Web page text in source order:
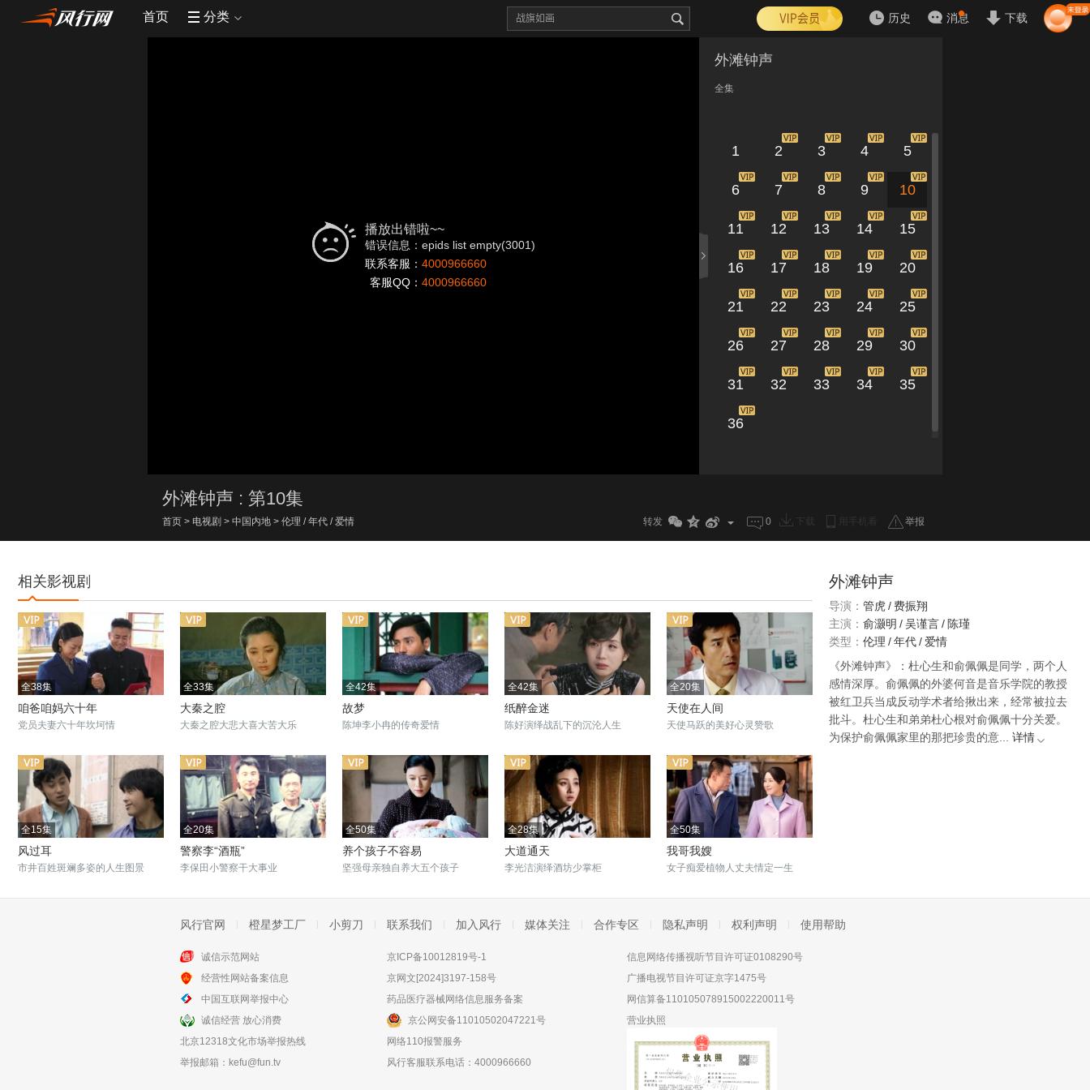
首页 分类 历史 消息 下载
播放出错啦~~
错误信息：epids list empty(3001)
联系客服： 4000966660
客服QQ： 4000966660
外滩钟声
全集
1 2 3 4 5
6 7 8 9 10
11 12 13 14 15
16 17 18 19 20
21 22 23 24 25
26 27 28 29 30
31 32 33 34 35
36
外滩钟声 : 第10集
首页 > 电视剧 > 中国内地 > 伦理 / 年代 / 爱情 转发 0 举报
相关影视剧
全38集
咱爸咱妈六十年
党员夫妻六十年坎坷情
全33集
大秦之腔
大秦之腔大悲大喜大苦大乐
全42集
故梦
陈坤李小冉的传奇爱情
全42集
纸醉金迷
陈好演绎战乱下的沉沦人生
全20集
天使在人间
天使马跃的美好心灵赞歌
全15集
风过耳
市井百姓斑斓多姿的人生图景
全20集
警察李“酒瓶”
李保田小警察干大事业
全50集
养个孩子不容易
坚强母亲独自养大五个孩子
全28集
大道通天
李光洁演绎酒坊少掌柜
全50集
我哥我嫂
女子痴爱植物人丈夫情定一生
全9集
好男好女
外滩钟声
导演： 管虎/ 费振翔
主演： 俞灏明 /吴谨言/ 陈瑾
类型： 伦理 /年代/ 爱情
《外滩钟声》：杜心生和俞佩佩是同学，两个人
感情深厚。俞佩佩的外婆何音是音乐学院的教授
被红卫兵当成反动学术者给揪出来，经常被拉去
批斗。杜心生和弟弟杜心根对俞佩佩十分关爱。
为保护俞佩佩家里的那把珍贵的意...
详情
风行官网 橙星梦工厂 小剪刀 联系我们 加入风行 媒体关注 合作专区 隐私声明 权利声明 使用帮助
诚信示范网站
经营性网站备案信息
中国互联网举报中心
诚信经营 放心消费
北京12318文化市场举报热线
举报邮箱： kefu@fun.tv
京ICP备10012819号-1
京网文[2024]3197-158号
药品医疗器械网络信息服务备案
京公网安备11010502047221号
网络110报警服务
风行客服联系电话：4000966660
信息网络传播视听节目许可证0108290号
广播电视节目许可证京字1475号
网信算备110105078915002220011号
营业执照